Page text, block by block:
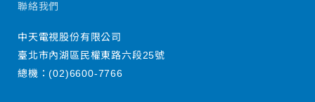
聯絡我們
中天電視股份有限公司
臺北市內湖區民權東路六段25號
總機：(02)6600-7766